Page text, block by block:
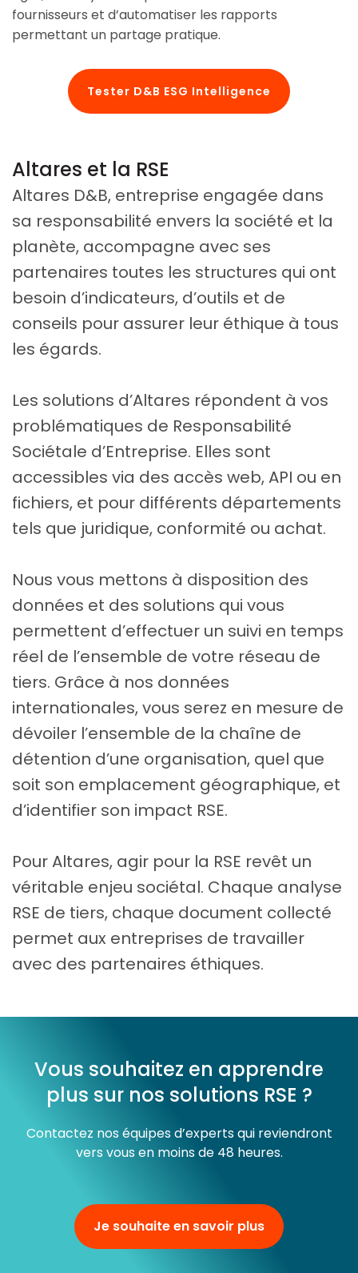
fournisseurs et d’automatiser les rapports
permettant un partage pratique.
Tester D&B ESG Intelligence
Altares et la RSE
Altares D&B, entreprise engagée dans
sa responsabilité envers la société et la
planète, accompagne avec ses
partenaires toutes les structures qui ont
besoin d’indicateurs, d’outils et de
conseils pour assurer leur éthique à tous
les égards.
Les solutions d’Altares répondent à vos
problématiques de Responsabilité
Sociétale d’Entreprise. Elles sont
accessibles via des accès web, API ou en
fichiers, et pour différents départements
tels que juridique, conformité ou achat.
Nous vous mettons à disposition des
données et des solutions qui vous
permettent d’effectuer un suivi en temps
réel de l’ensemble de votre réseau de
tiers. Grâce à nos données
internationales, vous serez en mesure de
dévoiler l’ensemble de la chaîne de
détention d’une organisation, quel que
soit son emplacement géographique, et
d’identifier son impact RSE.
Pour Altares, agir pour la RSE revêt un
véritable enjeu sociétal. Chaque analyse
RSE de tiers, chaque document collecté
permet aux entreprises de travailler
avec des partenaires éthiques.
Vous souhaitez en apprendre
plus sur nos solutions RSE ?
Contactez nos équipes d’experts qui reviendront
vers vous en moins de 48 heures.
Je souhaite en savoir plus